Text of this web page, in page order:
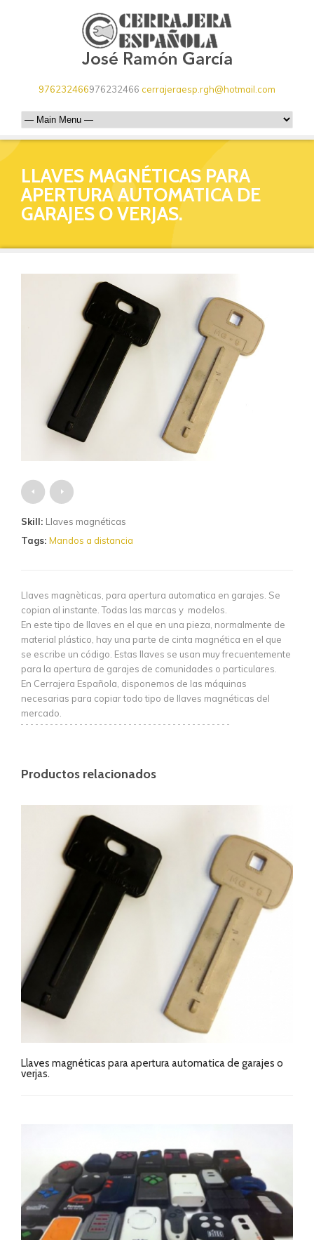
976232466976232466 cerrajeraesp.rgh@hotmail.com
LLAVES MAGNÉTICAS PARA
APERTURA AUTOMATICA DE
GARAJES O VERJAS.
Skill: Llaves magnéticas
Tags: Mandos a distancia
Llaves magnèticas, para apertura automatica en garajes. Se
copian al instante. Todas las marcas y modelos.
En este tipo de llaves en el que en una pieza, normalmente de
material plástico, hay una parte de cinta magnética en el que
se escribe un código. Estas llaves se usan muy frecuentemente
para la apertura de garajes de comunidades o particulares.
En Cerrajera Española, disponemos de las máquinas
necesarias para copiar todo tipo de llaves magnéticas del
mercado.
Productos relacionados
Llaves magnéticas para apertura automatica de garajes o
verjas.